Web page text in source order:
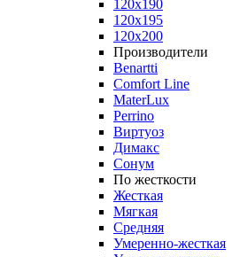
120x190
120x195
120x200
Производители
Benartti
Comfort Line
MaterLux
Perrino
Виртуоз
Димакс
Сонум
По жесткости
Жесткая
Мягкая
Средняя
Умеренно-жесткая